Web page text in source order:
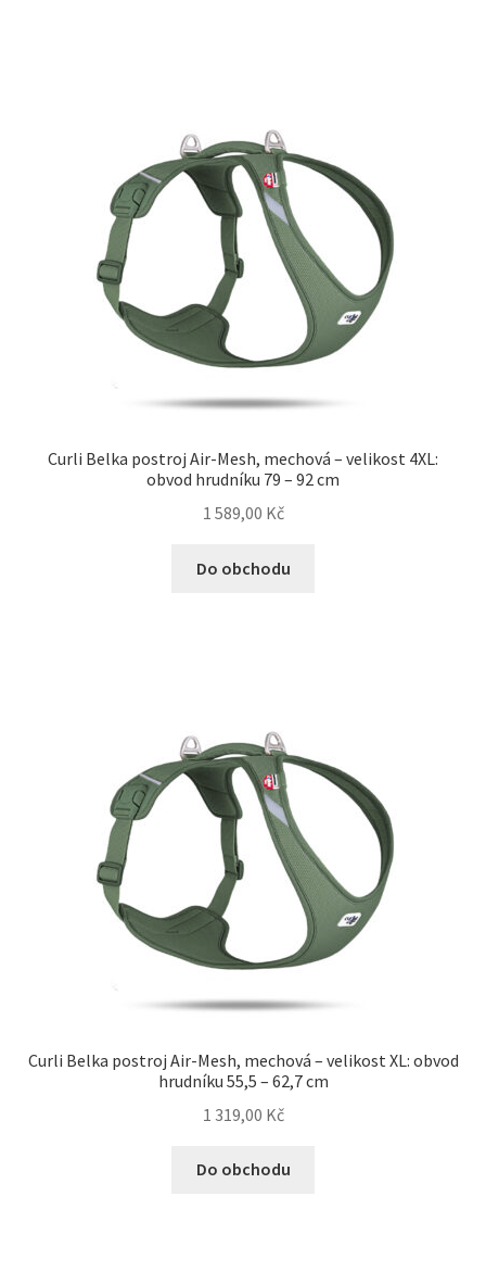
Curli Belka postroj Air-Mesh, mechová – velikost 4XL:
obvod hrudníku 79 – 92 cm
1 589,00 Kč
Do obchodu
Curli Belka postroj Air-Mesh, mechová – velikost XL: obvod
hrudníku 55,5 – 62,7 cm
1 319,00 Kč
Do obchodu